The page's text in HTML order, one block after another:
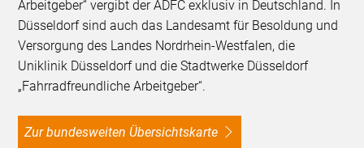
Arbeitgeber“ vergibt der ADFC exklusiv in Deutschland. In
Düsseldorf sind auch das Landesamt für Besoldung und
Versorgung des Landes Nordrhein-Westfalen, die
Uniklinik Düsseldorf und die Stadtwerke Düsseldorf
„Fahrradfreundliche Arbeitgeber“.
Zur bundesweiten Übersichtskarte